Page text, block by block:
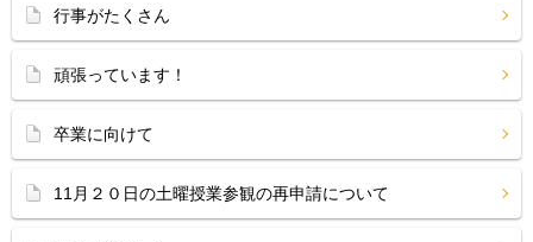
行事がたくさん
頑張っています！
卒業に向けて
11月２０日の土曜授業参観の再申請について